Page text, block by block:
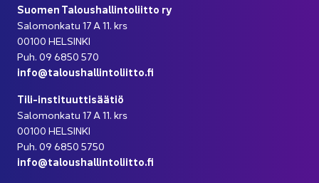
Suo­men Ta­lous­hal­lin­to­liit­to ry
Sa­lo­mon­ka­tu 17 A 11. krs
00100 HEL­SIN­KI
Puh. 09 6850 570
info@ta­lous­hal­lin­to­liit­to.fi
Tili-​instituuttisäätiö
Sa­lo­mon­ka­tu 17 A 11. krs
00100 HEL­SIN­KI
Puh. 09 6850 5750
info@ta­lous­hal­lin­to­liit­to.fi